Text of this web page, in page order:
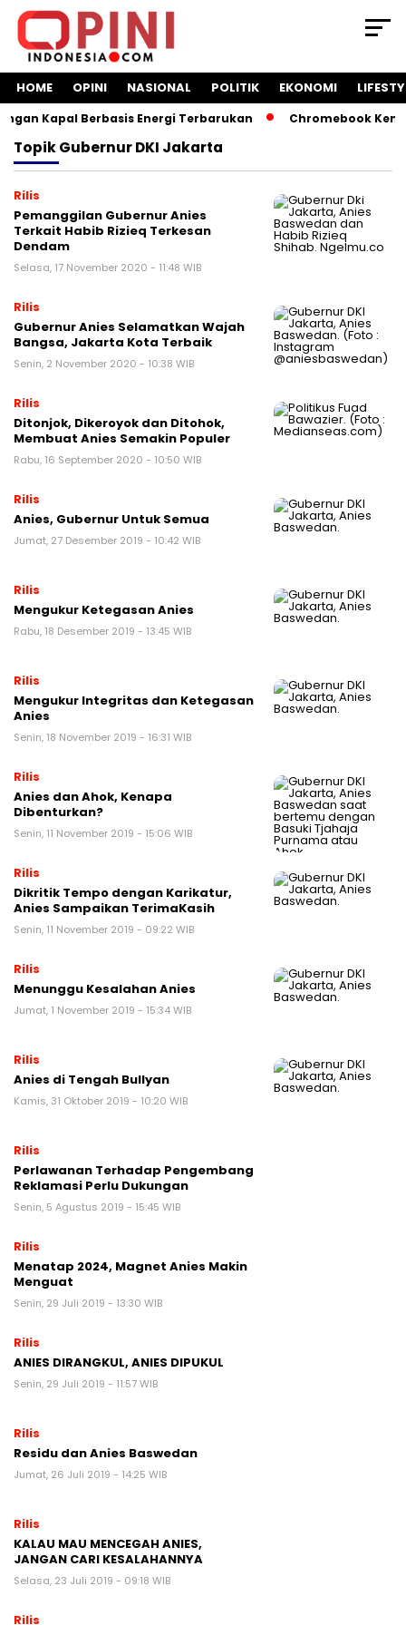
HOME OPINI NASIONAL POLITIK EKONOMI
Kapal Berbasis Energi Terbarukan Chromebook
TopikGubernur DKI Jakarta
Rilis
Pemanggilan Gubernur Anies
Terkait Habib Rizieq Terkesan
Dendam
Selasa, 17 November 2020 - 11:48 WIB
Rilis
Gubernur Anies Selamatkan Wajah
Bangsa, Jakarta Kota Terbaik
Senin, 2 November 2020 - 10:38 WIB
Rilis
Ditonjok, Dikeroyok dan Ditohok,
Membuat Anies Semakin Populer
Rabu, 16 September 2020 - 10:50 WIB
Rilis
Anies, Gubernur Untuk Semua
Jumat, 27 Desember 2019 - 10:42 WIB
Rilis
Mengukur Ketegasan Anies
Rabu, 18 Desember 2019 - 13:45 WIB
Rilis
Mengukur Integritas dan Ketegasan
Anies
Senin, 18 November 2019 - 16:31 WIB
Rilis
Anies dan Ahok, Kenapa
Dibenturkan?
Senin, 11 November 2019 - 15:06 WIB
Rilis
Dikritik Tempo dengan Karikatur,
Anies Sampaikan TerimaKasih
Senin, 11 November 2019 - 09:22 WIB
Rilis
Menunggu Kesalahan Anies
Jumat, 1 November 2019 - 15:34 WIB
Rilis
Anies di Tengah Bullyan
Kamis, 31 Oktober 2019 - 10:20 WIB
Rilis
Perlawanan Terhadap Pengembang
Reklamasi Perlu Dukungan
Senin, 5 Agustus 2019 - 15:45 WIB
Rilis
Menatap 2024, Magnet Anies Makin
Menguat
Senin, 29 Juli 2019 - 13:30 WIB
Rilis
ANIES DIRANGKUL, ANIES DIPUKUL
Senin, 29 Juli 2019 - 11:57 WIB
Rilis
Residu dan Anies Baswedan
Jumat, 26 Juli 2019 - 14:25 WIB
Rilis
KALAU MAU MENCEGAH ANIES,
JANGAN CARI KESALAHANNYA
Selasa, 23 Juli 2019 - 09:18 WIB
Rilis